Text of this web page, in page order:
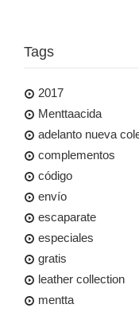
Tags
2017
Menttaacida
adelanto nueva
complementos
código
envío
escaparate
especiales
gratis
leather collection
mentta